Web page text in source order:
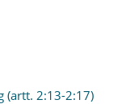
(artt. 2:13-2:17)